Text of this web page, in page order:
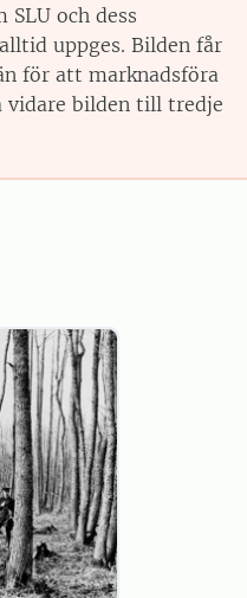
och dess
uppges. Bilden får
för att marknadsföra
vidare bilden till tredje